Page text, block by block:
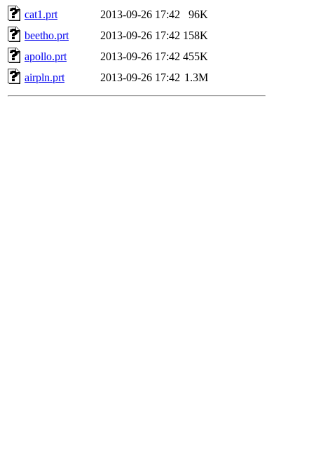
cat1.prt
2013-09-26 17:42
96K
beetho.prt
2013-09-26 17:42 158K
apollo.prt
2013-09-26 17:42 455K
airpln.prt
2013-09-26 17:42 1.3M